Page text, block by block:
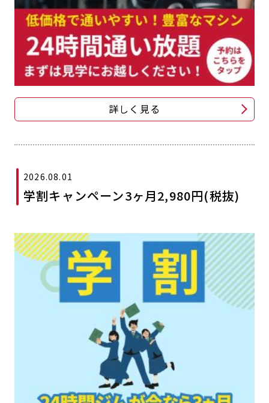
詳しく見る
2026.08.01
学割キャンペーン3ヶ月2,980円(税抜)